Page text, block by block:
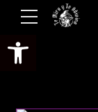
Abrir barra de